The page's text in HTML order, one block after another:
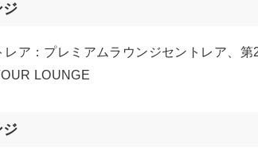
ジ
レア：プレミアムラウンジセントレア、
LOUNGE
ジ